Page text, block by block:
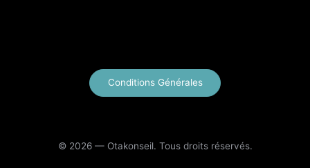
Conditions Générales
© 2026 — Otakonseil. Tous droits réservés.